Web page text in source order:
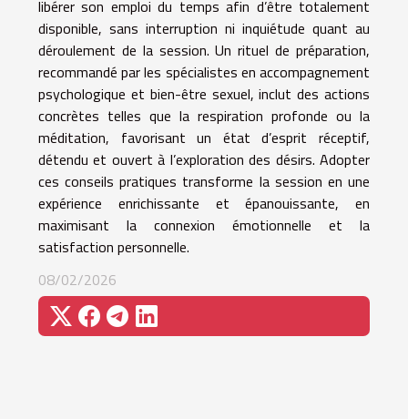
libérer son emploi du temps afin d’être totalement
disponible, sans interruption ni inquiétude quant au
déroulement de la session. Un rituel de préparation,
recommandé par les spécialistes en accompagnement
psychologique et bien-être sexuel, inclut des actions
concrètes telles que la respiration profonde ou la
méditation, favorisant un état d’esprit réceptif,
détendu et ouvert à l’exploration des désirs. Adopter
ces conseils pratiques transforme la session en une
expérience enrichissante et épanouissante, en
maximisant la connexion émotionnelle et la
satisfaction personnelle.
08/02/2026